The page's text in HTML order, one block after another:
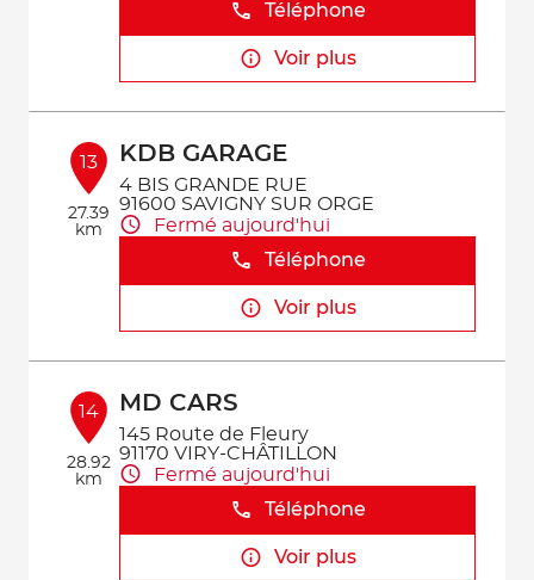
Téléphone
Voir plus
13
27.39
km
KDB GARAGE
4 BIS GRANDE RUE
91600 SAVIGNY SUR ORGE
Fermé aujourd'hui
Téléphone
Voir plus
14
28.92
km
MD CARS
145 Route de Fleury
91170 VIRY-CHÂTILLON
Fermé aujourd'hui
Téléphone
Voir plus